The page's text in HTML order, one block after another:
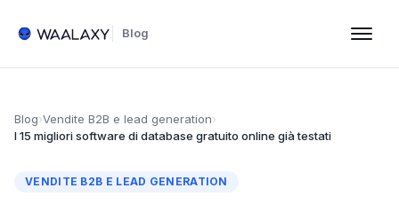
Blog
Blog›Vendite B2B e lead generation›
I 15 migliori software di database gratuito online​ già testati
VENDITE B2B E LEAD GENERATION